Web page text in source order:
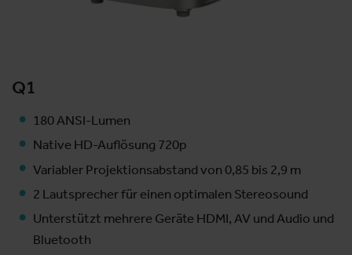
Q1
180 ANSI-Lumen
Native HD-Auflösung 720p
Variabler Projektionsabstand von 0,85 bis 2,9 m
2 Lautsprecher für einen optimalen Stereosound
Unterstützt mehrere Geräte HDMI, AV und Audio und
Bluetooth